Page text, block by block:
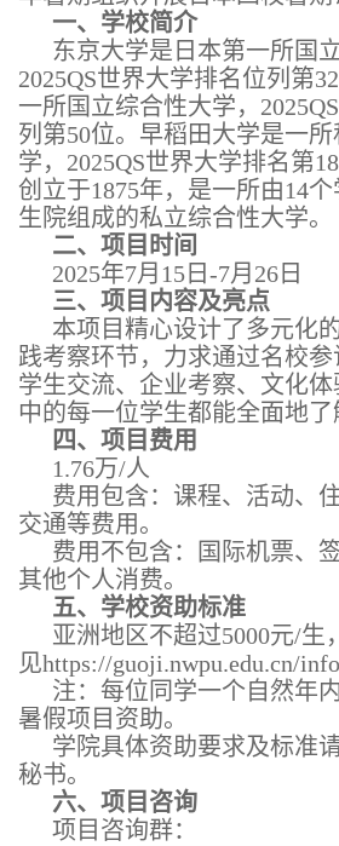
一、学校简介
东京大学是日本第一所国
2025QS世界大学排名位列第
一所国立综合性大学，
列第50位。早稻田大学是一
学，2025QS世界大学排名第
创立于1875年，是一所由14
生院组成的私立综合性大学。
二、项目时间
2025年7月15日-7月26日
三、项目内容及亮点
本项目精心设计了多元化
践考察环节，力求通过名校参
学生交流、企业考察、文化
中的每一位学生都能全面地了
四、项目费用
1.76万/人
费用包含：课程、活动、
交通等费用。
费用不包含：国际机票、
其他个人消费。
五、学校资助标准
亚洲地区不超过5000元/生
见https://guoji.nwpu.edu.cn/
注：每位同学一个自然年
暑假项目资助。
学院具体资助要求及标准
秘书。
六、项目咨询
项目咨询群：